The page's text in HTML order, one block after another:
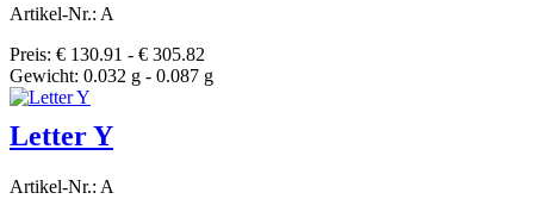
Artikel-Nr.: A
Preis: € 130.91 - € 305.82
Gewicht: 0.032 g - 0.087 g
Letter Y
Artikel-Nr.: A